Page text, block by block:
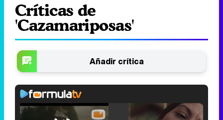
Críticas de
'Cazamariposas'
Añadir crítica